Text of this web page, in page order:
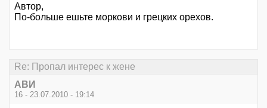
Автор,
По-больше ешьте моркови и грецких орехов.
Re: Пропал интерес к жене
АВИ
16 - 23.07.2010 - 19:14